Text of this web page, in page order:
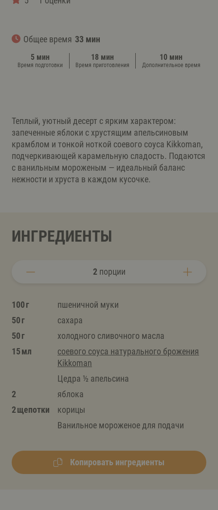
Общее время 33 мин
5 мин
Время подготовки
18 мин
Время приготовления
10 мин
Дополнительное время
Теплый, уютный десерт с ярким характером:
запеченные яблоки с хрустящим апельсиновым
крамблом и тонкой ноткой соевого соуса Kikkoman,
подчеркивающей карамельную сладость. Подаются
с ванильным мороженым — идеальный баланс
нежности и хруста в каждом кусочке.
ИНГРЕДИЕНТЫ
2порции
100 г
пшеничной муки
50 г
сахара
50 г
холодного сливочного масла
15 мл
соевого соуса натурального брожения
Kikkoman
Цедра ½ апельсина
2
яблока
2 щепотки
корицы
Ванильное мороженое для подачи
Копировать ингредиенты